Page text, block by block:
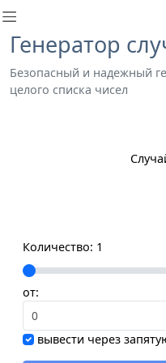
Генератор
Безопасный и надежный
целого списка чисел
Количество: 1
от:
вывести через